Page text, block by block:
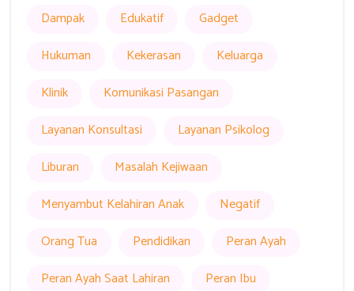
Dampak
Edukatif
Gadget
Hukuman
Kekerasan
Keluarga
Klinik
Komunikasi Pasangan
Layanan Konsultasi
Layanan Psikolog
Liburan
Masalah Kejiwaan
Menyambut Kelahiran Anak
Negatif
Orang Tua
Pendidikan
Peran Ayah
Peran Ayah Saat Lahiran
Peran Ibu